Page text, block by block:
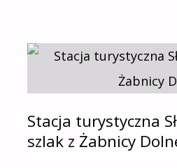
Stacja turystyczna
szlak z Żabnicy